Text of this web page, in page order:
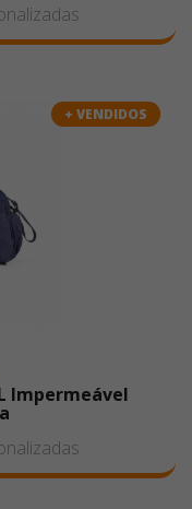
+ VENDIDOS
Impermeável